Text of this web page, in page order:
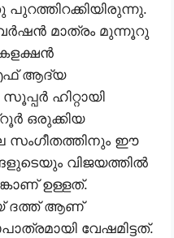
മാത്രം മുന്നൂറു
എഫ് ആദ്യ
ഹിറ്റായി
ഒരുക്കിയ
സംഗീതത്തിനും ഈ
വിജയത്തിൽ
ഉള്ളത്.
ദത്ത് ആണ്
വേഷമിട്ടത്.